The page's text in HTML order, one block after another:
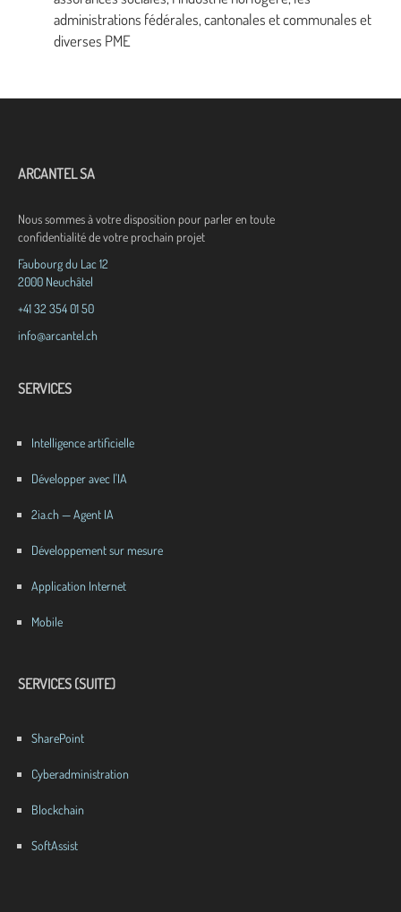
administrations fédérales, cantonales et communales et
diverses PME
ARCANTEL SA
Nous sommes à votre disposition pour parler en toute
confidentialité de votre prochain projet
Faubourg du Lac 12
2000 Neuchâtel
+41 32 354 01 50
info@arcantel.ch
SERVICES
Intelligence artificielle
Développer avec l'IA
2ia.ch — Agent IA
Développement sur mesure
Application Internet
Mobile
SERVICES (SUITE)
SharePoint
Cyberadministration
Blockchain
SoftAssist